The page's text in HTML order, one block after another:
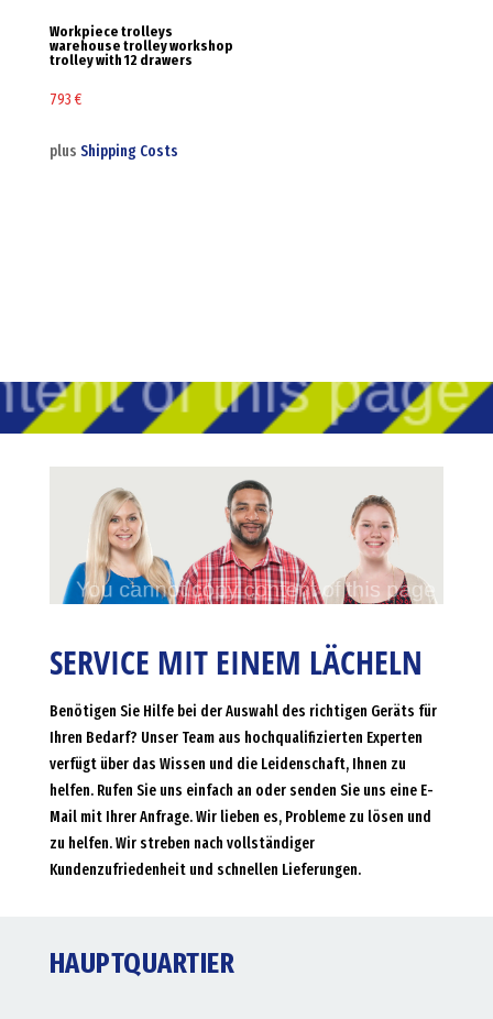
Workpiece trolleys
warehouse trolley workshop
trolley with 12 drawers
793 €
plus Shipping Costs
SERVICE MIT EINEM LÄCHELN
Benötigen Sie Hilfe bei der Auswahl des richtigen Geräts für
Ihren Bedarf? Unser Team aus hochqualifizierten Experten
verfügt über das Wissen und die Leidenschaft, Ihnen zu
helfen. Rufen Sie uns einfach an oder senden Sie uns eine E-
Mail mit Ihrer Anfrage. Wir lieben es, Probleme zu lösen und
zu helfen. Wir streben nach vollständiger
Kundenzufriedenheit und schnellen Lieferungen.
HAUPTQUARTIER